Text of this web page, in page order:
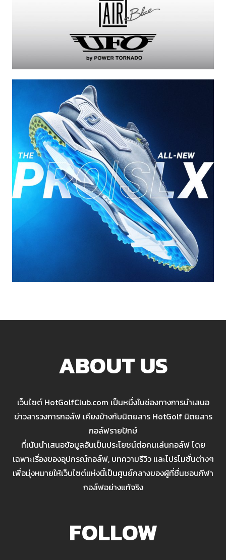
ABOUT US
เว็บไซต์ HotGolfClub.com เป็นหนึ่งในช่องทางการนำเสนอ
ข่าวสารวงการกอล์ฟ เคียงข้างกับนิตยสาร HotGolf นิตยสาร
กอล์ฟรายปักษ์
ที่เน้นนำเสนอข้อมูลอันเป็นประโยชน์ต่อคนเล่นกอล์ฟ โดย
เฉพาะเรื่องของอุปกรณ์กอล์ฟ, บทความรีวิว และโปรโมชั่นต่างๆ
เพื่อมุ่งหมายให้เว็บไซต์แห่งนี้เป็นศูนย์กลางของผู้ที่ชื่นชอบกีฬา
กอล์ฟอย่างแท้จริง
FOLLOW